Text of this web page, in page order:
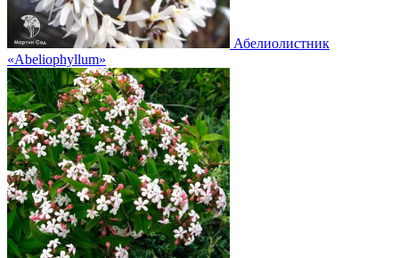
Абелиолистник
«Abeliophyllum»